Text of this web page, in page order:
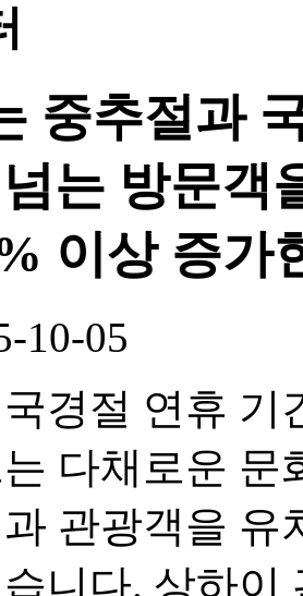
중추절과
는 방문객
이상 증가
10-05
경절 연휴 기
다채로운 문
관광객을
니다. 상하이